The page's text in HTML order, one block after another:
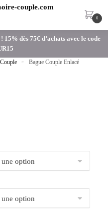
0
dès 75€ d’achats avec le code
» Bague Couple Enlacé